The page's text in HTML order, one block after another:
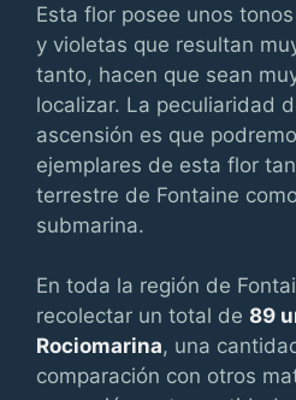
Esta flor posee unos
y violetas que resultan
tanto, hacen que sean
localizar. La peculiaridad
ascensión es que
ejemplares de esta flor
terrestre de Fontaine
submarina.
En toda la región de
recolectar un total de 89
Rociomarina, una
comparación con otros